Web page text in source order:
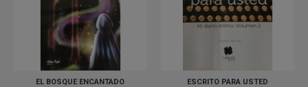
EL BOSQUE ENCANTADO ESCRITO PARA USTED